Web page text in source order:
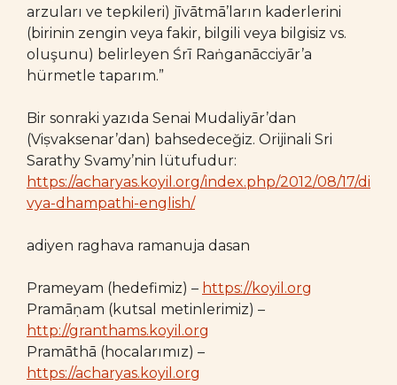
arzuları ve tepkileri) jīvātmā’ların kaderlerini
(birinin zengin veya fakir, bilgili veya bilgisiz vs.
oluşunu) belirleyen Śrī Raṅganācciyār’a
hürmetle taparım.”
Bir sonraki yazıda Senai Mudaliyār’dan
(Viṣvaksenar’dan) bahsedeceğiz. Orijinali Sri
Sarathy Svamy’nin lütufudur:
https://acharyas.koyil.org/index.php/2012/08/17/di
vya-dhampathi-english/
adiyen raghava ramanuja dasan
Prameyam (hedefimiz) – https://koyil.org
Pramāṇam (kutsal metinlerimiz) –
http://granthams.koyil.org
Pramāthā (hocalarımız) –
https://acharyas.koyil.org